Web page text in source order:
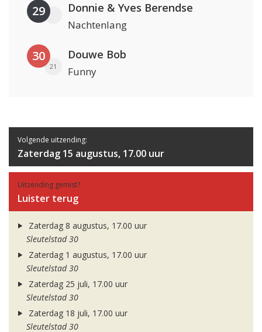
29 Donnie & Yves Berendse
Nachtenlang
30
21
Douwe Bob
Funny
Volgende uitzending:
Zaterdag 15 augustus, 17.00 uur
Uitzending gemist?
Luister terug
Zaterdag 8 augustus, 17.00 uur
Sleutelstad 30
Zaterdag 1 augustus, 17.00 uur
Sleutelstad 30
Zaterdag 25 juli, 17.00 uur
Sleutelstad 30
Zaterdag 18 juli, 17.00 uur
Sleutelstad 30